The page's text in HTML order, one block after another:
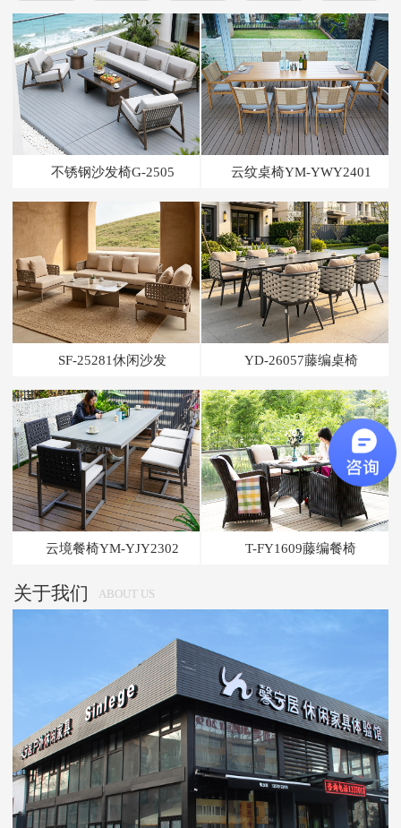
不锈钢沙发椅G-2505 云纹桌椅YM-YWY2401
SF-25281休闲沙发 YD-26057藤编桌椅
云境餐椅YM-YJY2302 T-FY1609藤编餐椅
关于我们 ABOUT US